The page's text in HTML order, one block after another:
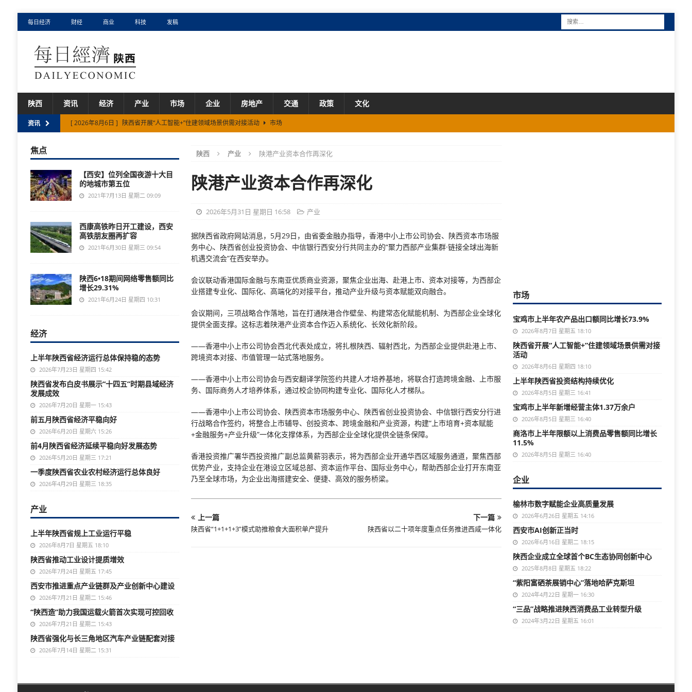
每日经济 财经 商业 科技 发稿
陕西 资讯 经济 产业 市场 企业 房地产 交通 政策 文化
资讯 [ 2026年8月6日 ] 陕西省开展“人工智能+”住建领域场景供需对接活动
市场
[ 2026年8月5日 ] 宝鸡市上半年新增经营主体1.37万余户
市场
[ 2026年8月7日 ] 宝鸡市上半年农产品出口额同比增长73.9%
市场
[ 2026年8月7日 ] 上半年陕西省规上工业运行平稳 产业
陕西 产业 陕港产业资本合作再深化
陕港产业资本合作再深化
2026年5月31日 星期日 16:58 产业
据陕西省政府网站消息，5月29日，由省委金融办指导，香港中小上市公司协会、陕西资本市场服
务中心、陕西省创业投资协会、中信银行西安分行共同主办的“聚力西部产业集群·链接全球出海新
机遇交流会”在西安举办。
会议联动香港国际金融与东南亚优质商业资源，聚焦企业出海、赴港上市、资本对接等，为西部企
业搭建专业化、国际化、高端化的对接平台，推动产业升级与资本赋能双向融合。
会议期间，三项战略合作落地，旨在打通陕港合作壁垒、构建常态化赋能机制、为西部企业全球化
提供全面支撑。这标志着陕港产业资本合作迈入系统化、长效化新阶段。
——香港中小上市公司协会西北代表处成立，将扎根陕西、辐射西北，为西部企业提供赴港上市、
跨境资本对接、市值管理一站式落地服务。
——香港中小上市公司协会与西安翻译学院签约共建人才培养基地，将联合打造跨境金融、上市服
务、国际商务人才培养体系，通过校企协同构建专业化、国际化人才梯队。
——香港中小上市公司协会、陕西资本市场服务中心、陕西省创业投资协会、中信银行西安分行进
行战略合作签约，将整合上市辅导、创投资本、跨境金融和产业资源，构建“上市培育+资本赋能
+金融服务+产业升级”一体化支撑体系，为西部企业全球化提供全链条保障。
香港投资推广署华西投资推广副总监黄薪羽表示，将为西部企业开通华西区域服务通道，聚焦西部
优势产业，支持企业在港设立区域总部、资本运作平台、国际业务中心，帮助西部企业打开东南亚
乃至全球市场，为企业出海搭建安全、便捷、高效的服务桥梁。
上一篇
陕西省“1+1+1+3”模式助推粮食大面积单产提升
下一篇
陕西省以二十项年度重点任务推进西咸一体化
焦点
【西安】位列全国夜游十大目
的地城市第五位
2021年7月13日 星期二 09:09
西康高铁昨日开工建设，西安
高铁朋友圈再扩容
2021年6月30日 星期三 09:54
陕西6•18期间网络零售额同比
增长29.31%
2021年6月24日 星期四 10:31
经济
上半年陕西省经济运行总体保持稳的态势
2026年7月23日 星期四 15:42
陕西省发布白皮书展示“十四五”时期县域经济
发展成效
2026年7月20日 星期一 15:43
前五月陕西省经济平稳向好
2026年6月20日 星期六 15:26
前4月陕西省经济延续平稳向好发展态势
2026年5月20日 星期三 17:21
一季度陕西省农业农村经济运行总体良好
2026年4月29日 星期三 18:35
产业
上半年陕西省规上工业运行平稳
2026年8月7日 星期五 18:10
陕西省推动工业设计提质增效
2026年7月24日 星期五 17:45
西安市推进重点产业链群及产业创新中心建设
2026年7月21日 星期二 15:46
“陕西造”助力我国运载火箭首次实现可控回收
2026年7月21日 星期二 15:43
陕西省强化与长三角地区汽车产业链配套对接
2026年7月14日 星期二 15:31
市场
宝鸡市上半年农产品出口额同比增长73.9%
2026年8月7日 星期五 18:10
陕西省开展“人工智能+”住建领域场景供需对接
活动
2026年8月6日 星期四 18:10
上半年陕西省投资结构持续优化
2026年8月5日 星期三 16:41
宝鸡市上半年新增经营主体1.37万余户
2026年8月5日 星期三 16:40
商洛市上半年限额以上消费品零售额同比增长
11.5%
2026年8月5日 星期三 16:40
企业
榆林市数字赋能企业高质量发展
2026年6月26日 星期五 14:16
西安市AI创新正当时
2026年6月16日 星期二 18:15
陕西企业成立全球首个BC生态协同创新中心
2025年8月8日 星期五 18:22
“紫阳富硒茶展销中心”落地哈萨克斯坦
2024年4月22日 星期一 16:30
“三品”战略推进陕西消费品工业转型升级
2024年3月22日 星期五 16:01